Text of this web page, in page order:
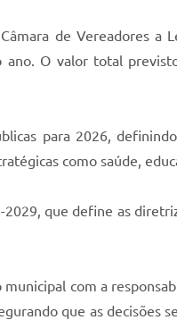
de Vereadores a
O valor total
para 2026,
como saúde,
que define as
com a
que as decisões